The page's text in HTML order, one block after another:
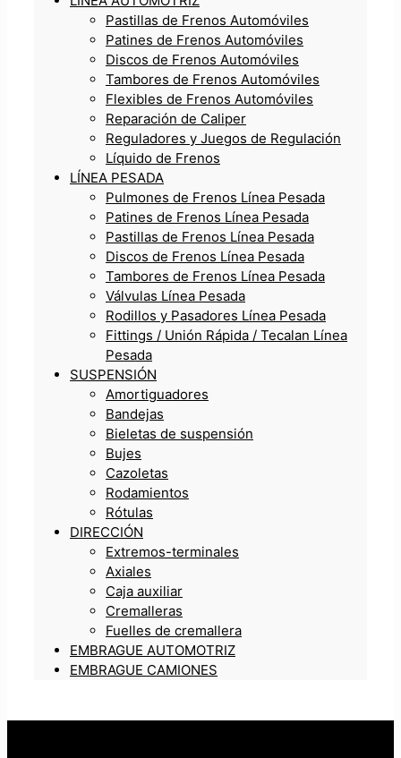
Pastillas de Frenos Automóviles
Patines de Frenos Automóviles
Discos de Frenos Automóviles
Tambores de Frenos Automóviles
Flexibles de Frenos Automóviles
Reparación de Caliper
Reguladores y Juegos de Regulación
Líquido de Frenos
LÍNEA PESADA
Pulmones de Frenos Línea Pesada
Patines de Frenos Línea Pesada
Pastillas de Frenos Línea Pesada
Discos de Frenos Línea Pesada
Tambores de Frenos Línea Pesada
Válvulas Línea Pesada
Rodillos y Pasadores Línea Pesada
Fittings / Unión Rápida / Tecalan Línea
Pesada
SUSPENSIÓN
Amortiguadores
Bandejas
Bieletas de suspensión
Bujes
Cazoletas
Rodamientos
Rótulas
DIRECCIÓN
Extremos-terminales
Axiales
Caja auxiliar
Cremalleras
Fuelles de cremallera
EMBRAGUE AUTOMOTRIZ
EMBRAGUE CAMIONES